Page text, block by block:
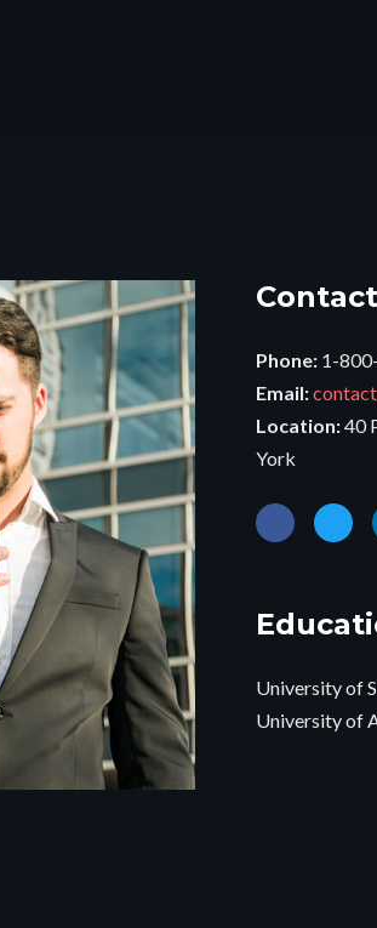
Contact
Phone: 1-
Email:
Location:40
York
University of
University of